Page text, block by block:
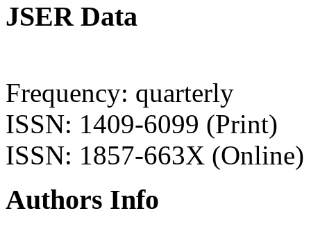
JSER Data
Frequency: quarterly
ISSN: 1409-6099 (Print)
ISSN: 1857-663X (Online)
Authors Info